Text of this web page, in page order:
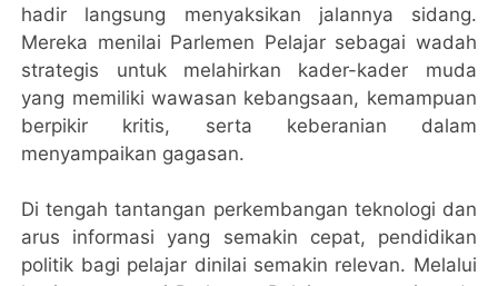
hadir langsung menyaksikan jalannya sidang.
Mereka menilai Parlemen Pelajar sebagai wadah
strategis untuk melahirkan kader-kader muda
yang memiliki wawasan kebangsaan, kemampuan
berpikir kritis, serta keberanian dalam
menyampaikan gagasan.
Di tengah tantangan perkembangan teknologi dan
arus informasi yang semakin cepat, pendidikan
politik bagi pelajar dinilai semakin relevan. Melalui